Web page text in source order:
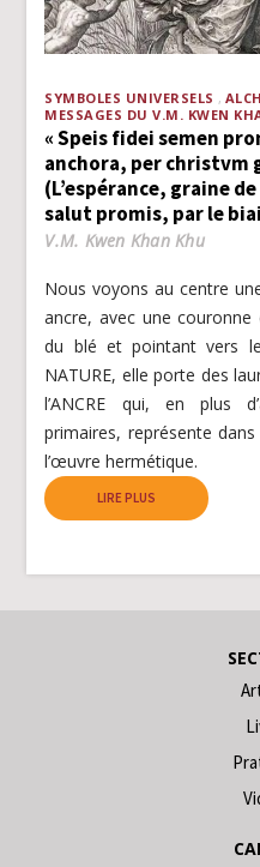
SYMBOLES UNIVERSELS
MESSAGES DU V.M. KWEN
« Speis fidei semen
anchora, per christvm
(L’espérance, graine
salut promis, par le
V.M. Kwen Khan Khu
Nous voyons au centre
ancre, avec une
du blé et pointant vers le
NATURE, elle porte des
l’ANCRE qui, en plus
primaires, représente
l’œuvre hermétique.
LIRE PLUS